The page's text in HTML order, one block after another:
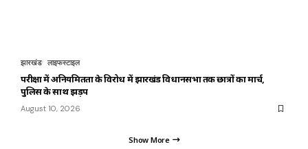
झारखंड लाइफस्टाइल
परीक्षा में अनियमितता के विरोध में झारखंड विधानसभा तक छात्रों का मार्च,
पुलिस के साथ झड़प
August 10, 2026
Show More